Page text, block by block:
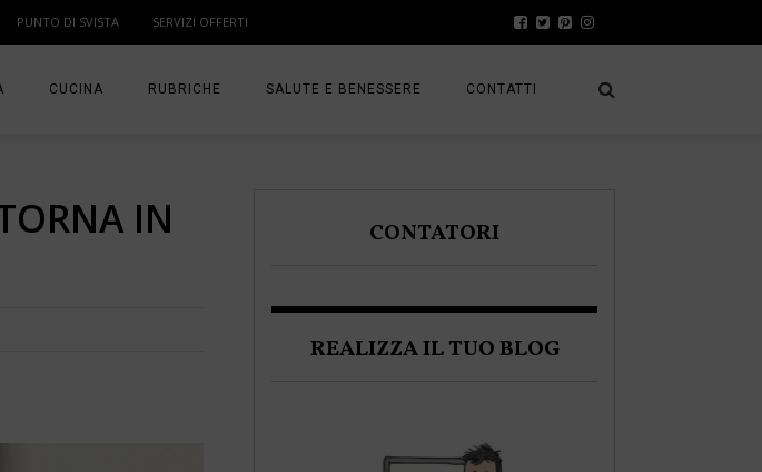
PUNTO DI SVISTA SERVIZI OFFERTI
CUCINA RUBRICHE
ANGOLO LETTURA
TI PRESENTO UNA BLOGGER
SALUTE E BENESSERE CONTATTI
IN
CONTATORI
REALIZZA IL TUO BLOG